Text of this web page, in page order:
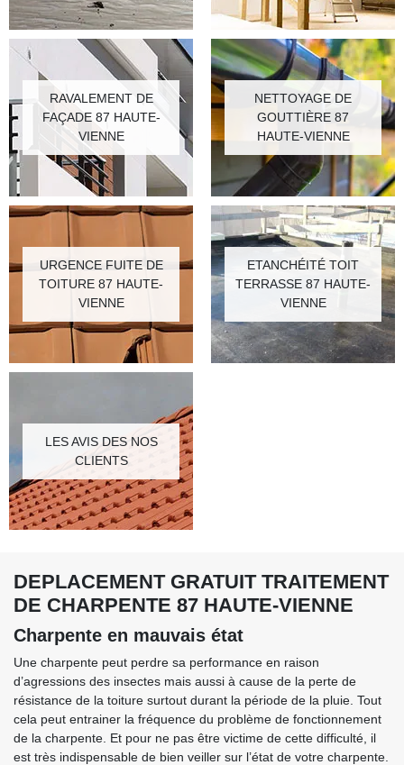
RAVALEMENT DE
FAÇADE 87 HAUTE-
VIENNE
NETTOYAGE DE
GOUTTIÈRE 87
HAUTE-VIENNE
URGENCE FUITE DE
TOITURE 87 HAUTE-
VIENNE
ETANCHÉITÉ TOIT
TERRASSE 87 HAUTE-
VIENNE
LES AVIS DES NOS
CLIENTS
DEPLACEMENT GRATUIT TRAITEMENT
DE CHARPENTE 87 HAUTE-VIENNE
Charpente en mauvais état
Une charpente peut perdre sa performance en raison
d’agressions des insectes mais aussi à cause de la perte de
résistance de la toiture surtout durant la période de la pluie. Tout
cela peut entrainer la fréquence du problème de fonctionnement
de la charpente. Et pour ne pas être victime de cette difficulté, il
est très indispensable de bien veiller sur l’état de votre charpente.